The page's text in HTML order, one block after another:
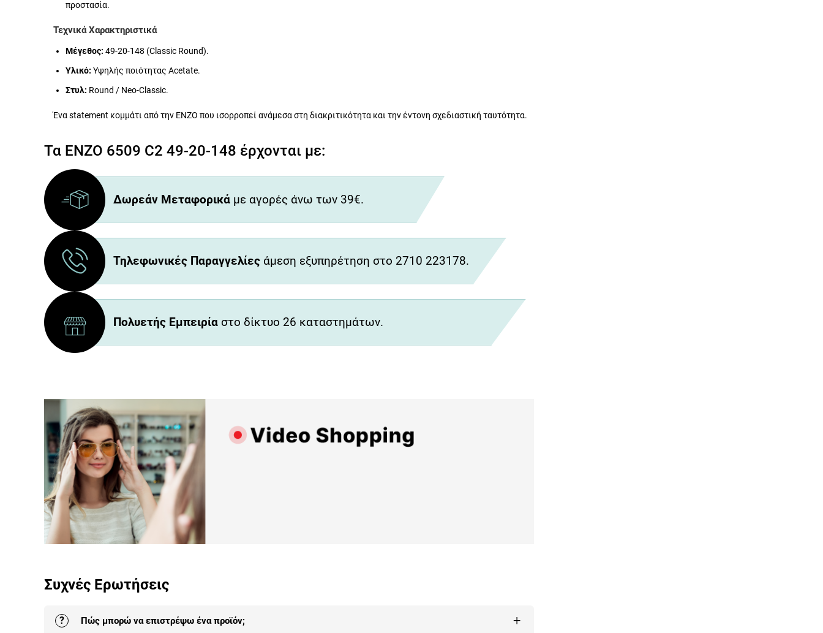
προστασία.
Τεχνικά Χαρακτηριστικά
Μέγεθος: 49-20-148 (Classic Round).
Υλικό: Υψηλής ποιότητας Acetate.
Στυλ: Round / Neo-Classic.
Ένα statement κομμάτι από την ENZO που ισορροπεί ανάμεσα στη διακριτικότητα και την έντονη σχεδιαστική ταυτότητα.
Τα ENZO 6509 C2 49-20-148 έρχονται με:
Δωρεάν Μεταφορικά με αγορές άνω των 39€.
Τηλεφωνικές Παραγγελίες άμεση εξυπηρέτηση στο 2710 223178.
Πολυετής Εμπειρία στο δίκτυο 26 καταστημάτων.
για
Συχνές Ερωτήσεις
? Πώς μπορώ να επιστρέψω ένα προϊόν; +